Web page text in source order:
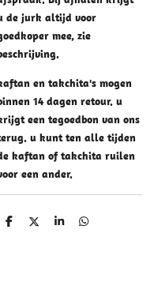
de jurk altijd voor
mee, zie
en takchita's mogen
14 dagen retour. u
een tegoedbon van ons
u kunt ten alle tijden
kaftan of takchita ruilen
een ander.
D
D
S
D